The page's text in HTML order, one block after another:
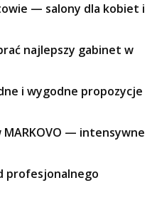
— salony dla kobiet i
najlepszy gabinet w
i wygodne propozycje
— intensywne
profesjonalnego